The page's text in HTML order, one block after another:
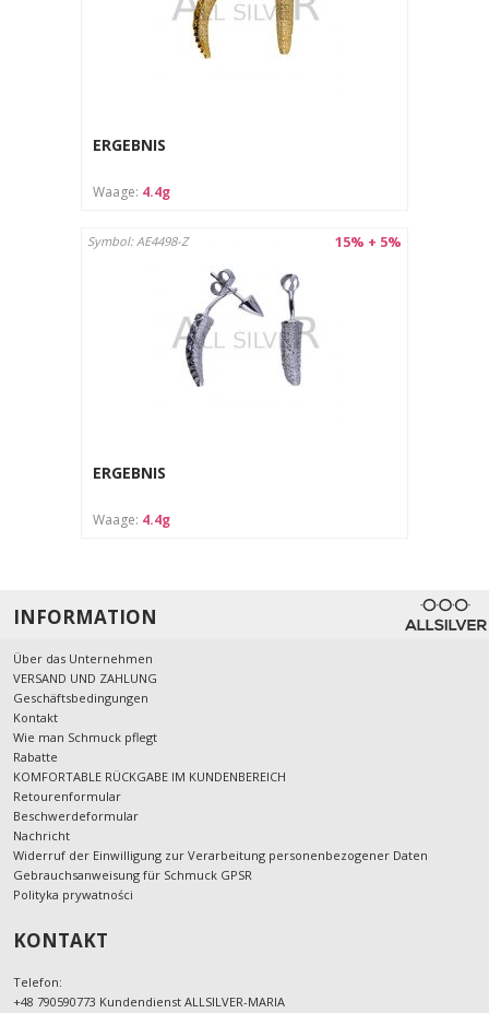
ERGEBNIS
Waage: 4.4g
15% + 5%
Symbol: AE4498-Z
ERGEBNIS
Waage: 4.4g
INFORMATION
Über das Unternehmen
VERSAND UND ZAHLUNG
Geschäftsbedingungen
Kontakt
Wie man Schmuck pflegt
Rabatte
KOMFORTABLE RÜCKGABE IM KUNDENBEREICH
Retourenformular
Beschwerdeformular
Nachricht
Widerruf der Einwilligung zur Verarbeitung personenbezogener Daten
Gebrauchsanweisung für Schmuck GPSR
Polityka prywatności
KONTAKT
Telefon:
+48 790590773 Kundendienst ALLSILVER-MARIA